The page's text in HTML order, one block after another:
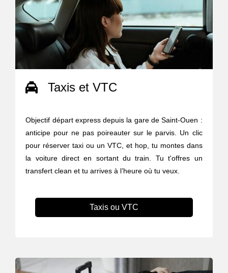
Taxis et VTC
Objectif départ express depuis la gare de Saint-Ouen :
anticipe pour ne pas poireauter sur le parvis. Un clic
pour réserver taxi ou un VTC, et hop, tu montes dans
la voiture direct en sortant du train. Tu t'offres un
transfert clean et tu arrives à l’heure où tu veux.
Taxis ou VTC